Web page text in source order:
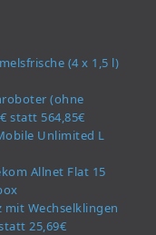
(4 x 1,5 l)
(ohne
statt 564,85€
Unlimited L
Allnet Flat 15
mit Wechselklingen
25,69€